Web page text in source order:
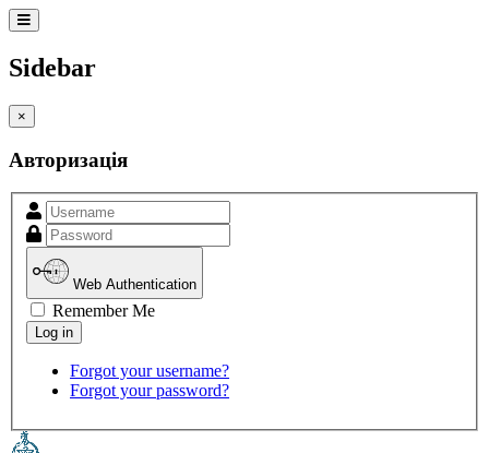
Sidebar
×
Авторизація
Web Authentication
Remember Me
Forgot your username?
Forgot your password?